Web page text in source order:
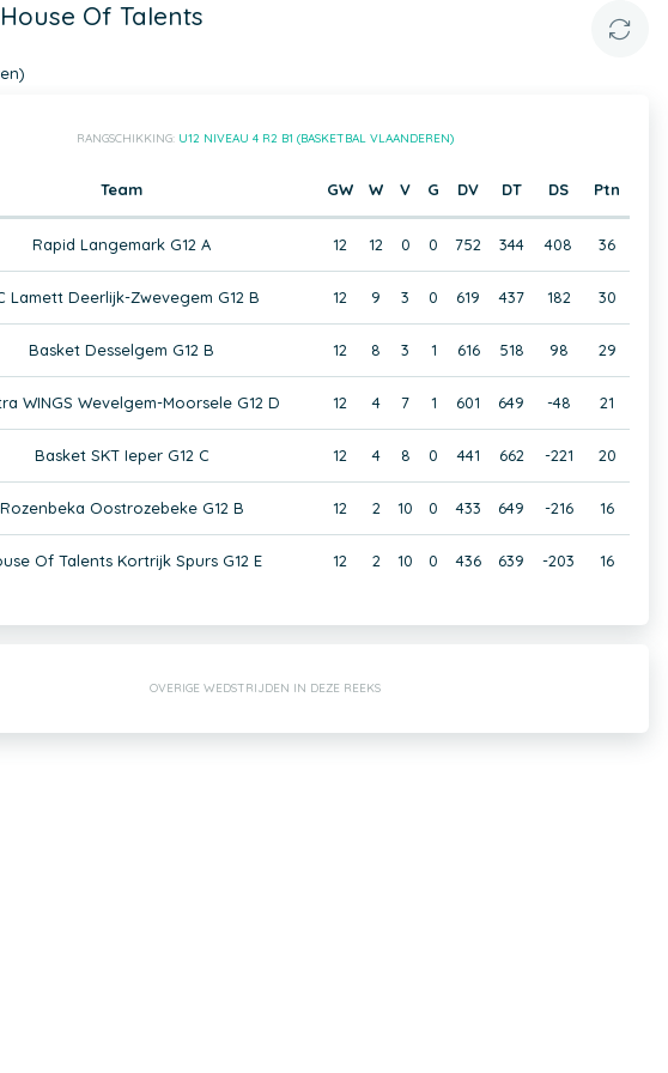
Of Talents
RANGSCHIKKING: U12 NIVEAU 4 R2 B1 (BASKETBAL VLAANDEREN)
Team GW W V G DV DT DS Ptn
Rapid Langemark G12 A 12 12 0 0 752 344 408 36
Lamett Deerlijk-Zwevegem G12 B 12 9 3 0 619 437 182 30
Basket Desselgem G12 B 12 8 3 1 616 518 98 29
WINGS Wevelgem-Moorsele G12 D 12 4 7 1 601 649 -48 21
Basket SKT Ieper G12 C 12 4 8 0 441 662 -221 20
Rozenbeka Oostrozebeke G12 B 12 2 10 0 433 649 -216 16
Of Talents Kortrijk Spurs G12 E 12 2 10 0 436 639 -203 16
OVERIGE WEDSTRIJDEN IN DEZE REEKS